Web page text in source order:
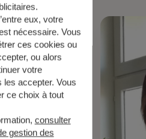
eux, votre
nécessaire. Vous
ces cookies ou
ou alors
votre
les accepter. Vous
ce choix à tout
consulter
gestion des